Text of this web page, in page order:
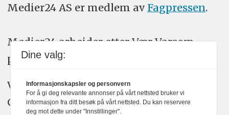
Medier24 AS er medlem av Fagpressen.
Medier24 arbeider etter Vær Varsom-
plakatens regler for god presseskikk.
Vi bruker KI-verktøy som ChatGPT,
Claude, og Gemini i journalistikken vår.
Dine valg:
Informasjonskapsler og personvern
For å gi deg relevante annonser på vårt nettsted bruker vi
informasjon fra ditt besøk på vårt nettsted. Du kan reservere
deg mot dette under "Innstillinger".